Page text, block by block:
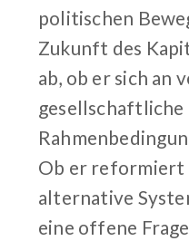
politischen
Zukunft des
ab, ob er sich an
gesellschaftliche
Ob er reformiert
alternative
eine offene